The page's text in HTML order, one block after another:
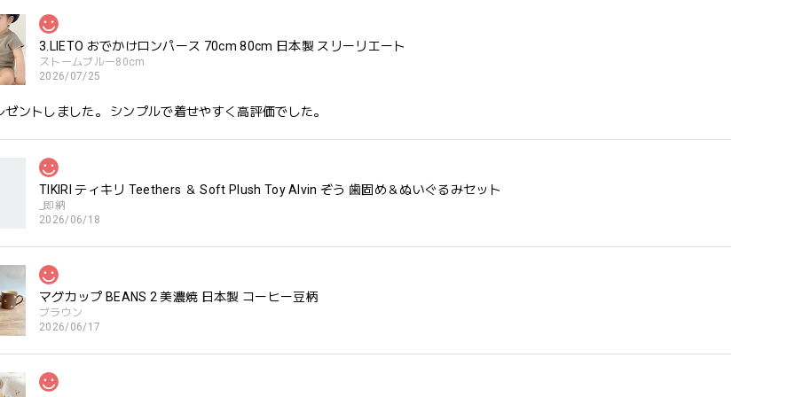
3.LIETO おでかけロンパース 70cm 80cm 日本製 スリーリエート
ストームブルー80cm
2026/07/25
ゼントしました。 シンプルで着せやすく高評価でした。
TIKIRI ティキリ Teethers ＆ Soft Plush Toy Alvin ぞう 歯固め＆ぬいぐるみセット
_即納
2026/06/18
マグカップ BEANS 2 美濃焼 日本製 コーヒー豆柄
ブラウン
2026/06/17